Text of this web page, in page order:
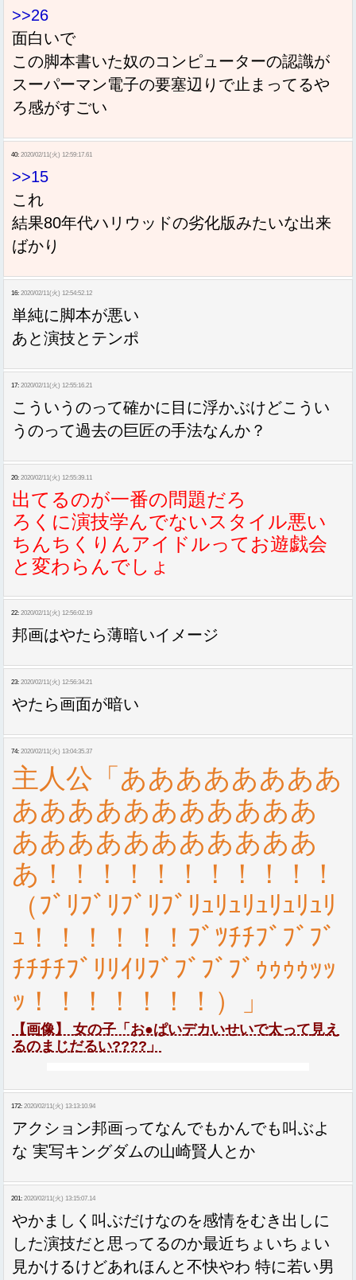
>>26
面白いで
この脚本書いた奴のコンピューターの認識が
スーパーマン電子の要塞辺りで止まってるや
ろ感がすごい
40: 2020/02/11(火) 12:59:17.61
>>15
これ
結果80年代ハリウッドの劣化版みたいな出来
ばかり
16: 2020/02/11(火) 12:54:52.12
単純に脚本が悪い
あと演技とテンポ
17: 2020/02/11(火) 12:55:16.21
こういうのって確かに目に浮かぶけどこうい
うのって過去の巨匠の手法なんか？
20: 2020/02/11(火) 12:55:39.11
出てるのが一番の問題だろ
ろくに演技学んでないスタイル悪い
ちんちくりんアイドルってお遊戯会
と変わらんでしょ
22: 2020/02/11(火) 12:56:02.19
邦画はやたら薄暗いイメージ
23: 2020/02/11(火) 12:56:34.21
やたら画面が暗い
74: 2020/02/11(火) 13:04:35.37
主人公「ああああああああ
あああああああああああ
あああああああああああ
あ！！！！！！！！！！！
（ﾌﾞﾘﾌﾞﾘﾌﾞﾘﾌﾞﾘｭﾘｭﾘｭﾘｭﾘｭﾘ
ｭ！！！！！！ﾌﾞﾂﾁﾁﾌﾞﾌﾞﾌﾞ
ﾁﾁﾁﾁﾌﾞﾘﾘｲﾘﾌﾞﾌﾞﾌﾞﾌﾞｩｩｩｩｯｯ
ｯ！！！！！！！）」
【画像】 女の子「お●ぱいデカいせいで太って見え
るのまじだるい????」
172: 2020/02/11(火) 13:13:10.94
アクション邦画ってなんでもかんでも叫ぶよ
な 実写キングダムの山崎賢人とか
201: 2020/02/11(火) 13:15:07.14
やかましく叫ぶだけなのを感情をむき出しに
した演技だと思ってるのか最近ちょいちょい
見かけるけどあれほんと不快やわ 特に若い男